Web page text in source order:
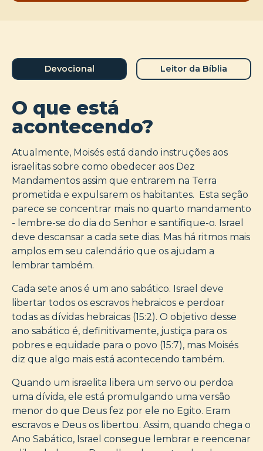
Devocional Leitor da Bíblia
O que está
acontecendo?
Atualmente, Moisés está dando instruções aos
israelitas sobre como obedecer aos Dez
Mandamentos assim que entrarem na Terra
prometida e expulsarem os habitantes. Esta seção
parece se concentrar mais no quarto mandamento
- lembre-se do dia do Senhor e santifique-o. Israel
deve descansar a cada sete dias. Mas há ritmos mais
amplos em seu calendário que os ajudam a
lembrar também.
Cada sete anos é um ano sabático. Israel deve
libertar todos os escravos hebraicos e perdoar
todas as dívidas hebraicas (15:2). O objetivo desse
ano sabático é, definitivamente, justiça para os
pobres e equidade para o povo (15:7), mas Moisés
diz que algo mais está acontecendo também.
Quando um israelita libera um servo ou perdoa
uma dívida, ele está promulgando uma versão
menor do que Deus fez por ele no Egito. Eram
escravos e Deus os libertou. Assim, quando chega o
Ano Sabático, Israel consegue lembrar e reencenar